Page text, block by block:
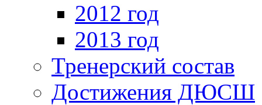
2012 год
2013 год
Тренерский состав
Достижения ДЮСШ